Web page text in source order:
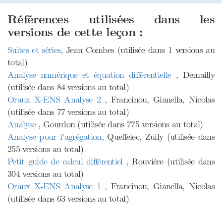
Références utilisées dans les
versions de cette leçon :
Suites et séries, Jean Combes (utilisée dans 1 versions au
total)
Analyse numérique et équation différentielle , Demailly
(utilisée dans 84 versions au total)
Oraux X-ENS Analyse 2 , Francinou, Gianella, Nicolas
(utilisée dans 77 versions au total)
Analyse , Gourdon (utilisée dans 775 versions au total)
Analyse pour l'agrégation, Queffelec, Zuily (utilisée dans
255 versions au total)
Petit guide de calcul différentiel , Rouvière (utilisée dans
304 versions au total)
Oraux X-ENS Analyse 1 , Francinou, Gianella, Nicolas
(utilisée dans 63 versions au total)